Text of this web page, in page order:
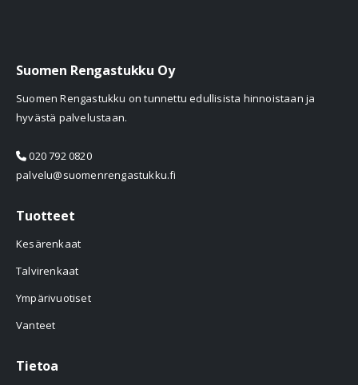
Suomen Rengastukku Oy
Suomen Rengastukku on tunnettu edullisista hinnoistaan ja
hyvästä palvelustaan.
020 792 0820
palvelu@suomenrengastukku.fi
Tuotteet
Kesärenkaat
Talvirenkaat
Ympärivuotiset
Vanteet
Tietoa